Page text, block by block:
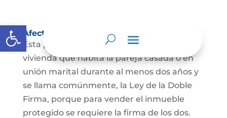
Abrir barra de herramientas
Afectación a Vivienda familiar
Esta protección la ordena la ley sobre la
vivienda que habita la pareja casada o en
unión marital durante al menos dos años y
se llama comúnmente, la Ley de la Doble
Firma, porque para vender el inmueble
protegido se requiere la firma de los dos.